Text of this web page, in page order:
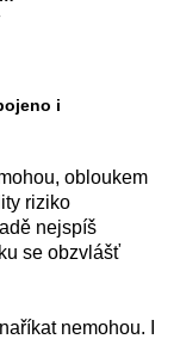
i
obloukem
riziko
nejspíš
se obzvlášť
nemohou. I